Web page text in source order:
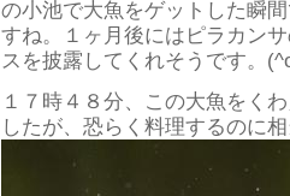
の小池で大魚をゲットした瞬
すね。１ヶ月後にはピラカン
スを披露してくれそうです。
１７時４８分、この大魚をく
したが、恐らく料理するのに